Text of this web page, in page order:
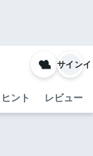
ント レビュー
サイン